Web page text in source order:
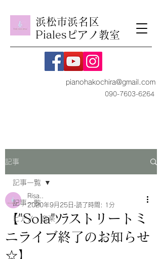
pianohakochira@gmail.com
090-7603-6264
浜松市浜名区
Pialesピアノ教室
記事
記事一覧
ピアノ・音楽
記事一覧
【"Sola"ｿﾗストリートミ
ニライブ終了のお知らせ
☆】
Risa..
2020年9月25日 読了時間: 1分